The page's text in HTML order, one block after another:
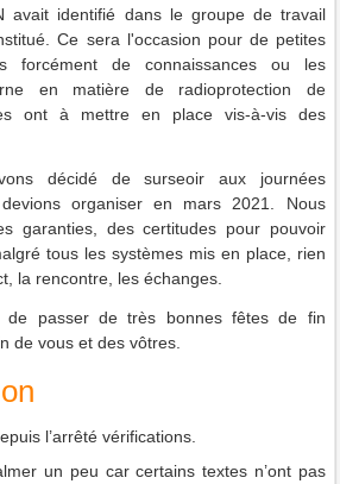
avait identifié dans le groupe de travail
Ce sera l'occasion pour de petites
forcément de connaissances ou les
en matière de radioprotection de
ont à mettre en place vis-à-vis des
décidé de surseoir aux journées
organiser en mars 2021. Nous
garanties, des certitudes pour pouvoir
tous les systèmes mis en place, rien
la rencontre, les échanges.
de passer de très bonnes fêtes de fin
de vous et des vôtres.
l’arrêté vérifications.
un peu car certains textes n’ont pas